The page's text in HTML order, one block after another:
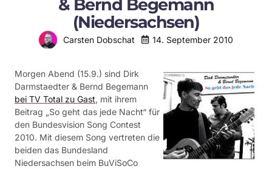
& Bernd Begemann
(Niedersachsen)
Carsten Dobschat 14. September 2010
Morgen Abend (15.9.) sind Dirk
Darmstaedter & Bernd Begemann
bei TV Total zu Gast, mit ihrem
Beitrag „So geht das jede Nacht“ für
den Bundesvision Song Contest
2010. Mit diesem Song vertreten die
beiden das Bundesland
Niedersachsen beim BuViSoCo